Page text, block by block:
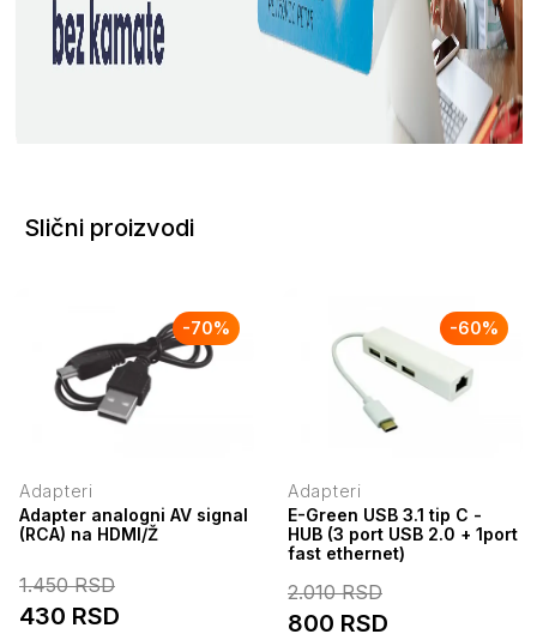
Slični proizvodi
-70%
Adapteri
Adapter analogni AV signal
(RCA) na HDMI/Ž
1.450RSD
430 RSD
-60%
Adapteri
E-Green USB 3.1 tip C -
HUB (3 port USB 2.0 + 1port
fast ethernet)
2.010RSD
800 RSD